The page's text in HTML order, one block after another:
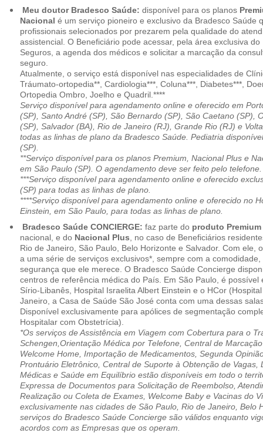
Meu doutor Bradesco Saúde: disponível para os planos
Nacional é um serviço pioneiro e exclusivo da Bradesco Saúde
profissionais selecionados por prezarem pela qualidade do
assistencial. O Beneficiário pode acessar, pela área exclusiva
Seguros, a agenda dos médicos e solicitar a marcação da
seguro.
Atualmente, o serviço está disponível nas especialidades de
Tráumato-ortopedia**, Cardiologia***, Coluna***, Diabetes***,
Ortopedia Ombro, Joelho e Quadril.****
Serviço disponível para agendamento online e oferecido em
(SP), Santo André (SP), São Bernardo (SP), São Caetano (SP),
(SP), Salvador (BA), Rio de Janeiro (RJ), Grande Rio (RJ) e
todas as linhas de plano da Bradesco Saúde. Pediatria
(SP).
**Serviço disponível para os planos Premium, Nacional Plus e
em São Paulo (SP). O agendamento deve ser feito pelo telefone.
***Serviço disponível para agendamento online e oferecido
(SP) para todas as linhas de plano.
****Serviço disponível para agendamento online e oferecido no
Einstein, em São Paulo, para todas as linhas de plano.
Bradesco Saúde CONCIERGE: faz parte do produto Premium
nacional, e do Nacional Plus , no caso de Beneficiários
Rio de Janeiro, São Paulo, Belo Horizonte e Salvador. Com ele,
a uma série de serviços exclusivos*, sempre com a
segurança que ele merece. O Bradesco Saúde Concierge
centros de referência médica do País. Em São Paulo, é possível
Sírio-Libanês, Hospital Israelita Albert Einstein e o HCor
Janeiro, a Casa de Saúde São José conta com uma dessas
Disponível exclusivamente para apólices de segmentação
Hospitalar com Obstetrícia).
*Os serviços de Assistência em Viagem com Cobertura para o
Schengen,Orientação Médica por Telefone, Central de
Welcome Home, Importação de Medicamentos, Segunda
Prontuário Eletrônico, Central de Suporte à Obtenção de Vagas,
Médicas e Saúde em Equilíbrio estão disponíveis em todo o
Expressa de Documentos para Solicitação de Reembolso,
Realização ou Coleta de Exames, Welcome Baby e Vacinas do
exclusivamente nas cidades de São Paulo, Rio de Janeiro, Belo
serviços do Bradesco Saúde Concierge são válidos enquanto
acordos com as Empresas que os operam.